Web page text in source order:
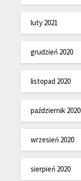
luty 2021
grudzień 2020
listopad 2020
październik 2020
wrzesień 2020
sierpień 2020